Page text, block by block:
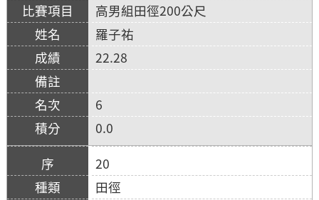
高男組田徑200公尺
羅子祐
22.28
6
0.0
20
田徑